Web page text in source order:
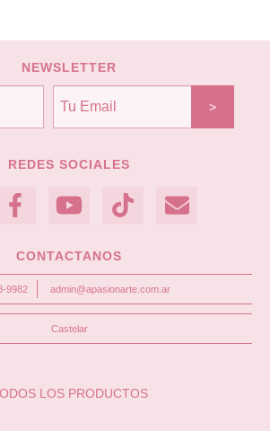
NEWSLETTER
REDES SOCIALES
CONTACTANOS
9982 admin@apasionarte.com.ar
Castelar
LOS PRODUCTOS